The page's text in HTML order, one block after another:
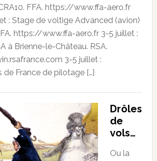
FFA. https://www.ffa-aero.fr
: Stage de voltige Advanced (avion)
https://www.ffa-aero.fr 3-5 juillet :
à Brienne-le-Château. RSA.
3-5 juillet :
de France de pilotage […]
Drôles
de
vols…
Ou la